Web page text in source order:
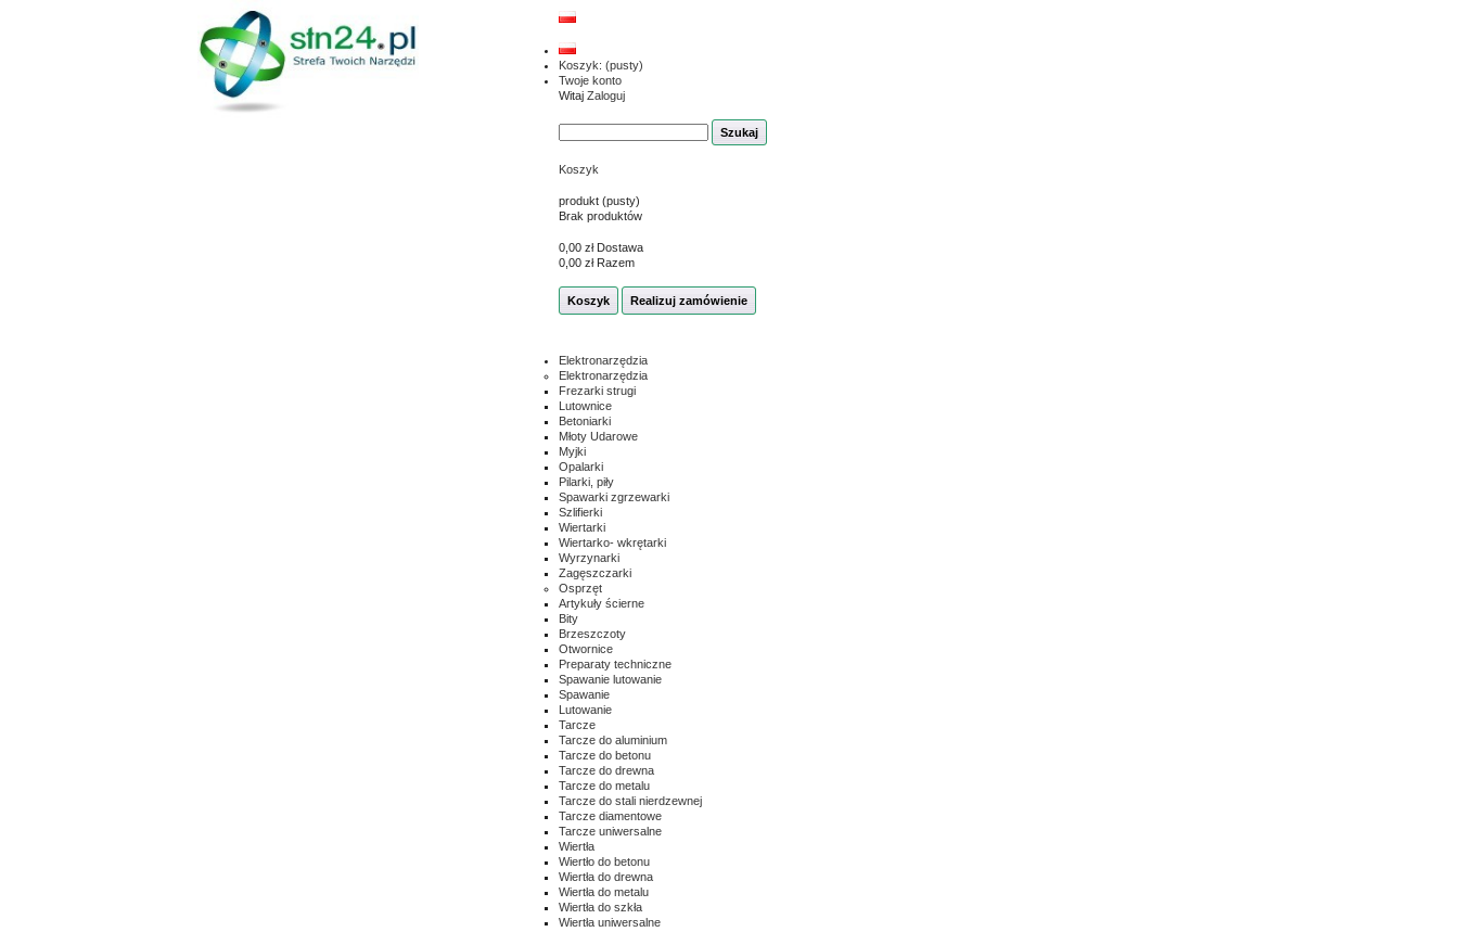
Koszyk: (pusty)
Twoje konto
Witaj Zaloguj
Koszyk
produkt (pusty)
Brak produktów
0,00 zł Dostawa
0,00 zł Razem
Koszyk Realizuj zamówienie
Elektronarzędzia
Elektronarzędzia
Frezarki strugi
Lutownice
Betoniarki
Młoty Udarowe
Myjki
Opalarki
Pilarki, piły
Spawarki zgrzewarki
Szlifierki
Wiertarki
Wiertarko- wkrętarki
Wyrzynarki
Zagęszczarki
Osprzęt
Artykuły ścierne
Bity
Brzeszczoty
Otwornice
Preparaty techniczne
Spawanie lutowanie
Spawanie
Lutowanie
Tarcze
Tarcze do aluminium
Tarcze do betonu
Tarcze do drewna
Tarcze do metalu
Tarcze do stali nierdzewnej
Tarcze diamentowe
Tarcze uniwersalne
Wiertła
Wiertło do betonu
Wiertła do drewna
Wiertła do metalu
Wiertła do szkła
Wiertła uniwersalne